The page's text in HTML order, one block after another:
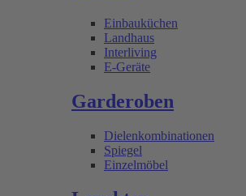
Einbauküchen
Landhaus
Interliving
E-Geräte
Garderoben
Dielenkombinationen
Spiegel
Einzelmöbel